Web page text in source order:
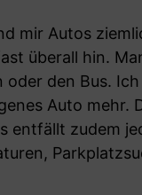
mir Autos
überall hin.
oder den Bus.
Auto mehr.
entfällt zudem